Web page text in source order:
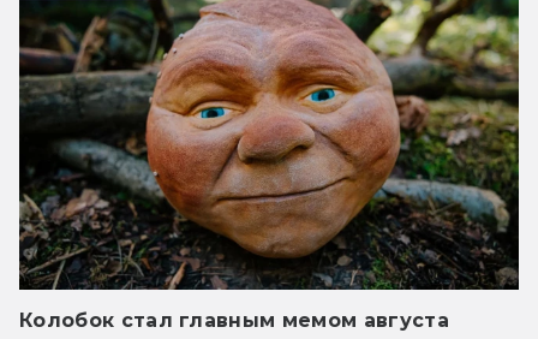
Колобок стал главным мемом августа